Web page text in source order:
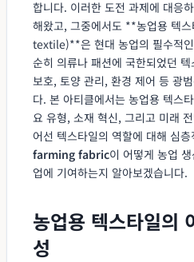
합니다. 이러한 도전 과제에 대응
해왔고, 그중에서도 **농업용 텍
textile)**은 현대 농업의 필수적
순히 의류나 패션에 국한되었던
보호, 토양 관리, 환경 제어 등 광
다. 본 아티클에서는 농업용 텍스
요 유형, 소재 혁신, 그리고 미래
어선 텍스타일의 역할에 대해 심
farming fabric이 어떻게 농업
업에 기여하는지 알아보겠습니다.
농업용 텍스타일의
성